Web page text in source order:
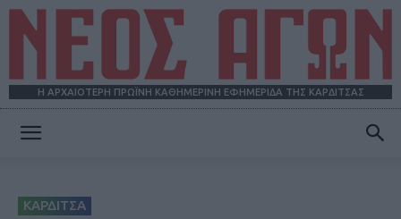
Η ΑΡΧΑΙΟΤΕΡΗ ΠΡΩΪΝΗ ΚΑΘΗΜΕΡΙΝΗ ΕΦΗΜΕΡΙΔΑ ΤΗΣ ΚΑΡΔΙΤΣΑΣ
ΚΑΡΔΙΤΣΑ